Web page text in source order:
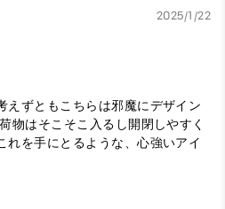
2025/1/22
えずともこちらは邪魔にデザイン
物はそこそこ入るし開閉しやすく
れを手にとるような、心強いアイ